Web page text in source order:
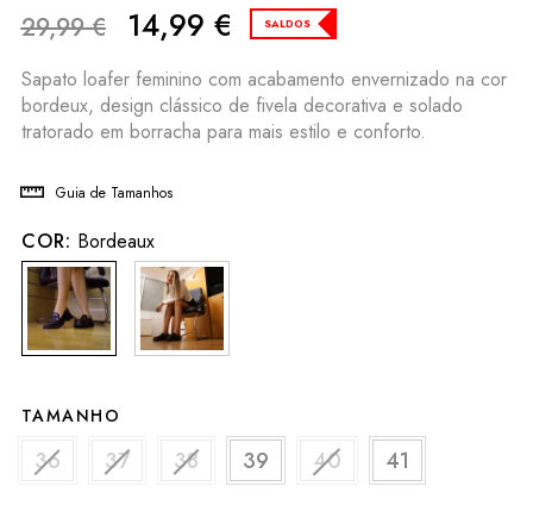
29,99€ 14,99 € SALDOS
Sapato loafer feminino com acabamento envernizado na cor
bordeux, design clássico de fivela decorativa e solado
tratorado em borracha para mais estilo e conforto.
Guia de Tamanhos
COR: Bordeaux
TAMANHO
36 37 38 39 40 41